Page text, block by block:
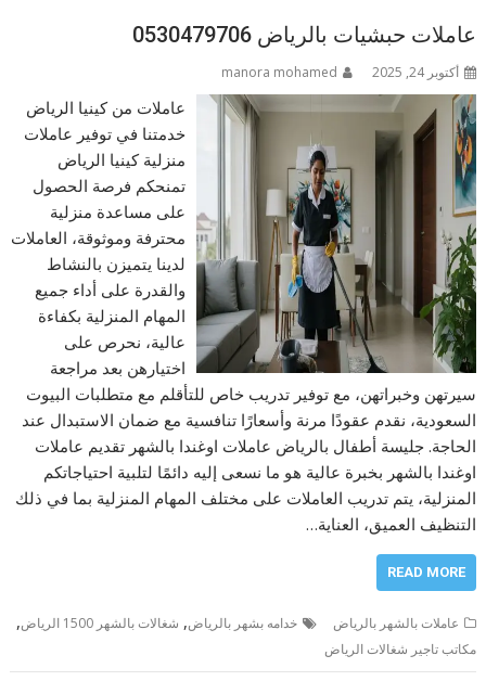
عاملات حبشيات بالرياض 0530479706
أكتوبر 24, 2025 manora mohamed
عاملات من كينيا الرياض
خدمتنا في توفير عاملات
منزلية كينيا الرياض
تمنحكم فرصة الحصول
على مساعدة منزلية
محترفة وموثوقة، العاملات
لدينا يتميزن بالنشاط
والقدرة على أداء جميع
المهام المنزلية بكفاءة
عالية، نحرص على
اختيارهن بعد مراجعة
سيرتهن وخبراتهن، مع توفير تدريب خاص للتأقلم مع متطلبات البيوت
السعودية، نقدم عقودًا مرنة وأسعارًا تنافسية مع ضمان الاستبدال عند
الحاجة. جليسة أطفال بالرياض عاملات اوغندا بالشهر تقديم عاملات
اوغندا بالشهر بخبرة عالية هو ما نسعى إليه دائمًا لتلبية احتياجاتكم
المنزلية، يتم تدريب العاملات على مختلف المهام المنزلية بما في ذلك
التنظيف العميق، العناية…
READ MORE
عاملات بالشهر بالرياض خدامه بشهر بالرياض, شغالات بالشهر 1500 الرياض ,
مكاتب تاجير شغالات الرياض